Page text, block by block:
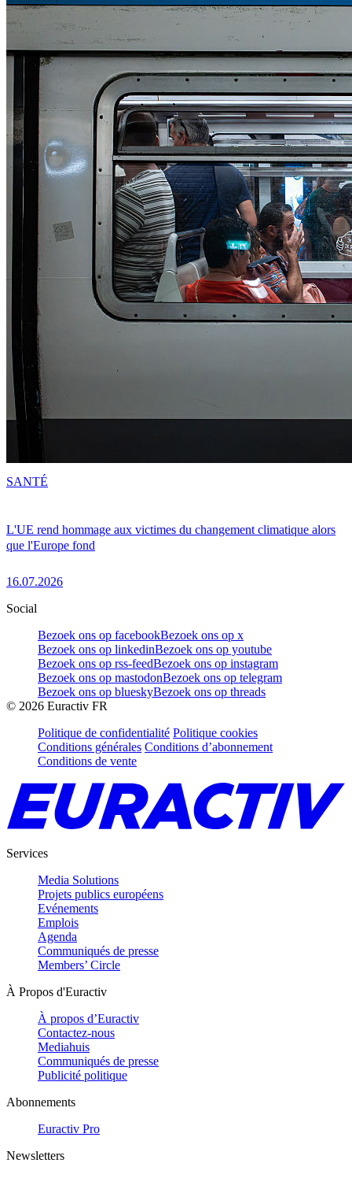
L'UE rend hommage aux victimes du changement climatique alors
que l'Europe fond
16.07.2026
SANTÉ
Social
Bezoek ons op facebookBezoek ons op x
Bezoek ons op linkedinBezoek ons op youtube
Bezoek ons op rss-feedBezoek ons op instagram
Bezoek ons op mastodonBezoek ons op telegram
Bezoek ons op blueskyBezoek ons op threads
© 2026 Euractiv FR
Politique de confidentialité Politique cookies
Conditions générales Conditions d’abonnement
Conditions de vente
Services
Media Solutions
Projets publics européens
Evénements
Emplois
Agenda
Communiqués de presse
Members’ Circle
À Propos d'Euractiv
À propos d’Euractiv
Contactez-nous
Mediahuis
Communiqués de presse
Publicité politique
Abonnements
Euractiv Pro
Newsletters